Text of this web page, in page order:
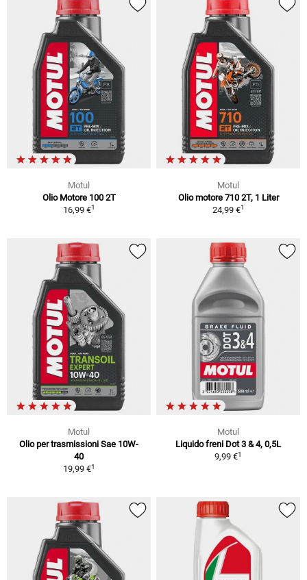
Motul
Olio Motore 100 2T
16,99 €1
Motul
Olio motore 710 2T, 1 Liter
24,99 €1
Motul
Olio per trasmissioni Sae 10W-
40
19,99 €1
Motul
Liquido freni Dot 3 & 4, 0,5L
9,99 €1